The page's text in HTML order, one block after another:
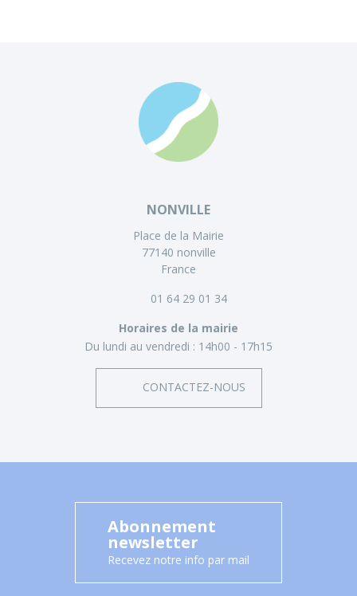
NONVILLE
Place de la Mairie
77140 nonville
France
01 64 29 01 34
Horaires de la mairie
Du lundi au vendredi : 14h00 - 17h15
CONTACTEZ-NOUS
Abonnement
newsletter
Recevez notre info par mail